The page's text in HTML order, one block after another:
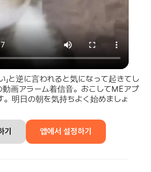
」と逆に言われると気になって起きてし
動画アラーム着信音。おこしてMEアプ
。明日の朝を気持ちよく始めましょ
기 앱에서 설정하기